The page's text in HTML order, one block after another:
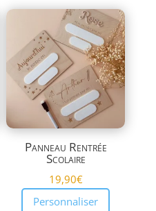
Panneau Rentrée
Scolaire
19,90€
Personnaliser